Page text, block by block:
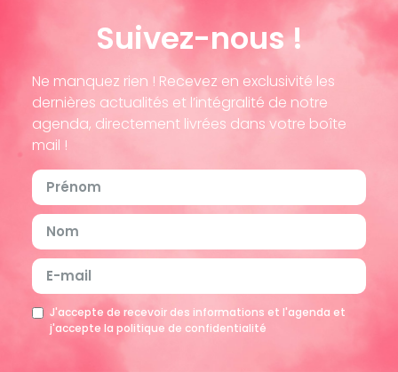
Suivez-nous !
Ne manquez rien ! Recevez en exclusivité les
dernières actualités et l’intégralité de notre
agenda, directement livrées dans votre boîte
mail !
J'accepte de recevoir des informations et l'agenda et
j'accepte la politique de confidentialité